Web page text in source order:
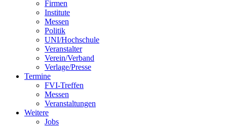
Firmen
Institute
Messen
Politik
UNI/Hochschule
Veranstalter
Verein/Verband
Verlage/Presse
Termine
FVI-Treffen
Messen
Veranstaltungen
Weitere
Jobs